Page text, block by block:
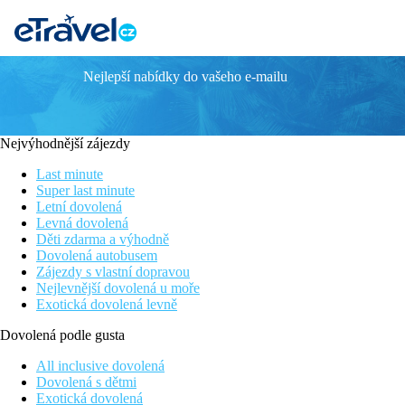
IBIS SINGAPORE ON BENCOOLEN
• v centru
• přímo v nákupním centru Bugis
• Letiště Singapur-Changi cca 20 min.
Hotel
• recepce
• směnárna: na recepci
• trezor: na recepci
• výtah
• minimarket
• Wi-Fi: v celém hotelu, v ceně
• prádelna: za poplatek
• služby concierge
Nejlepší nabídky do vašeho e-mailu
Nejvýhodnější zájezdy
Last minute
Super last minute
Letní dovolená
Levná dovolená
Děti zdarma a výhodně
Dovolená autobusem
Zájezdy s vlastní dopravou
Nejlevnější dovolená u moře
Exotická dovolená levně
Dovolená podle gusta
All inclusive dovolená
Dovolená s dětmi
Exotická dovolená